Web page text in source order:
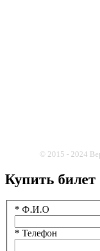
© 2015 - 2024
Купить билет
* Ф.И.О
* Телефон